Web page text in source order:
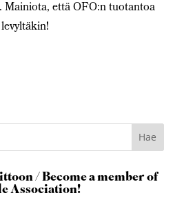
että OFO:n tuotantoa
/ Become a member of
Association!